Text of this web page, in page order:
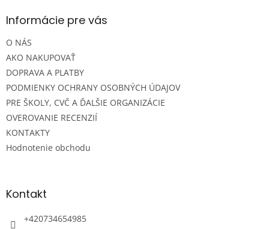
ä
e
Informácie pre vás
O NÁS
AKO NAKUPOVAŤ
DOPRAVA A PLATBY
PODMIENKY OCHRANY OSOBNÝCH ÚDAJOV
PRE ŠKOLY, CVČ A ĎALŠIE ORGANIZÁCIE
OVEROVANIE RECENZIÍ
KONTAKTY
Hodnotenie obchodu
Kontakt
+420734654985